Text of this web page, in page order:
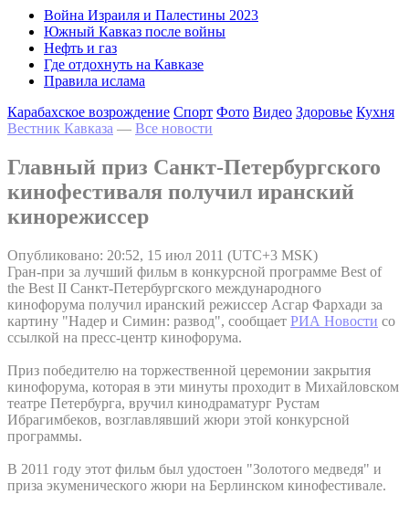
Война Израиля и Палестины 2023
Южный Кавказ после войны
Нефть и газ
Где отдохнуть на Кавказе
Правила ислама
Карабахское возрождение Спорт Фото Видео Здоровье Кухня
Вестник Кавказа — Все новости
Главный приз Санкт-Петербургского
кинофестиваля получил иранский
кинорежиссер
Опубликовано: 20:52, 15 июл 2011 (UTC+3 MSK)
Гран-при за лучший фильм в конкурсной программе Best of
the Best II Санкт-Петербургского международного
кинофорума получил иранский режиссер Асгар Фархади за
картину "Надер и Симин: развод", сообщает РИА Новости со
ссылкой на пресс-центр кинофорума.
Приз победителю на торжественной церемонии закрытия
кинофорума, которая в эти минуты проходит в Михайловском
театре Петербурга, вручил кинодраматург Рустам
Ибрагимбеков, возглавлявший жюри этой конкурсной
программы.
В 2011 году этот фильм был удостоен "Золотого медведя" и
приза экуменического жюри на Берлинском кинофестивале.